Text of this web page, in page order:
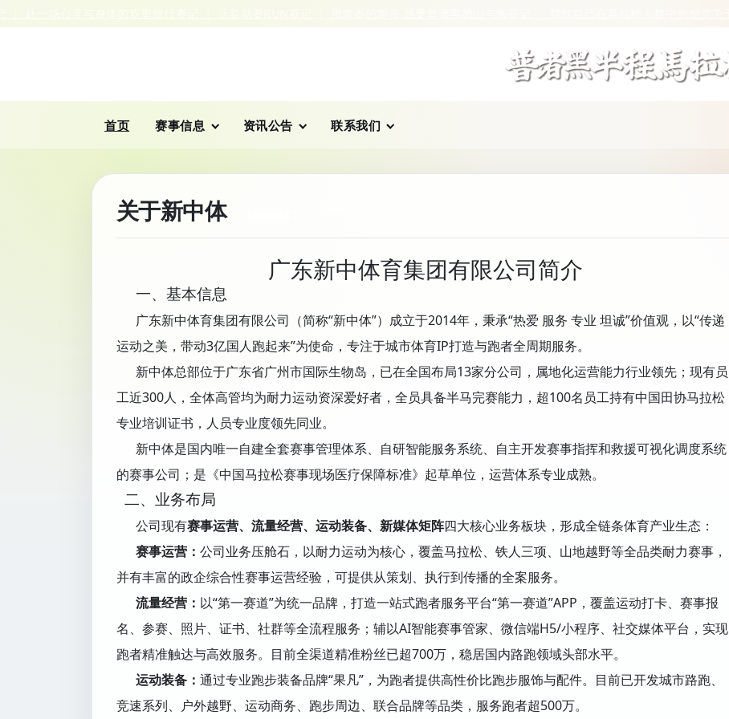
首页 赛事信息 资讯公告 联系我们
关于新中体
广东新中体育集团有限公司简介
一、基本信息
广东新中体育集团有限公司（简称“新中体”）成立于2014年，秉承“热爱 服务 专业 坦诚”价值观，以“传递
运动之美，带动3亿国人跑起来”为使命，专注于城市体育IP打造与跑者全周期服务。
新中体总部位于广东省广州市国际生物岛，已在全国布局13家分公司，属地化运营能力行业领先；现有员
工近300人，全体高管均为耐力运动资深爱好者，全员具备半马完赛能力，超100名员工持有中国田协马拉松
专业培训证书，人员专业度领先同业。
新中体是国内唯一自建全套赛事管理体系、自研智能服务系统、自主开发赛事指挥和救援可视化调度系统
的赛事公司；是《中国马拉松赛事现场医疗保障标准》起草单位，运营体系专业成熟。
二、业务布局
公司现有赛事运营、流量经营、运动装备、新媒体矩阵四大核心业务板块，形成全链条体育产业生态：
赛事运营： 公司业务压舱石，以耐力运动为核心，覆盖马拉松、铁人三项、山地越野等全品类耐力赛事，
并有丰富的政企综合性赛事运营经验，可提供从策划、执行到传播的全案服务。
流量经营： 以“第一赛道”为统一品牌，打造一站式跑者服务平台“第一赛道”APP，覆盖运动打卡、赛事报
名、参赛、照片、证书、社群等全流程服务；辅以AI智能赛事管家、微信端H5/小程序、社交媒体平台，实现
跑者精准触达与高效服务。目前全渠道精准粉丝已超700万，稳居国内路跑领域头部水平。
运动装备： 通过专业跑步装备品牌“果凡”，为跑者提供高性价比跑步服饰与配件。目前已开发城市路跑、
竞速系列、户外越野、运动商务、跑步周边、联合品牌等品类，服务跑者超500万。